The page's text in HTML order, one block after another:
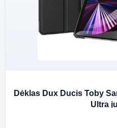
Dėklas Dux Ducis Toby
Ultra